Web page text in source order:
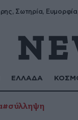
ΕΛΛΑΔΑ
#σύλληψη